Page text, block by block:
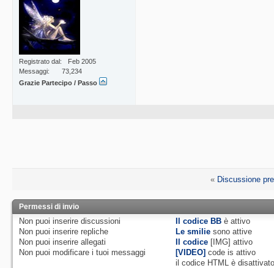
Registrato dal
Feb 2005
Messaggi
73,234
Grazie Partecipo / Passo
« Discussione
Permessi di invio
Non puoi inserire discussioni
Non puoi inserire repliche
Non puoi inserire allegati
Non puoi modificare i tuoi messaggi
Il codice BB èattivo
Le smilie sono attive
Il codice [IMG]attivo
[VIDEO] code isattivo
il codice HTML è